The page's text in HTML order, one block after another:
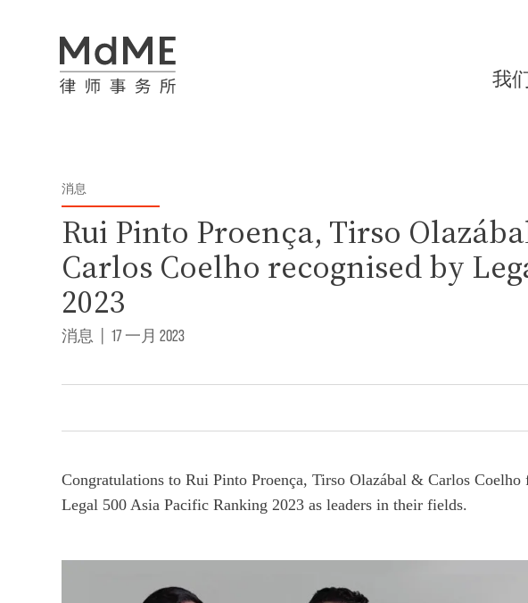
我
消息
Rui Pinto Proença, Tirso
Carlos Coelho recognised by
2023
消息 17 一月 2023
Congratulations to Rui Pinto Proença, Tirso Olazábal & Carlos
Legal 500 Asia Pacific Ranking 2023 as leaders in their fields.